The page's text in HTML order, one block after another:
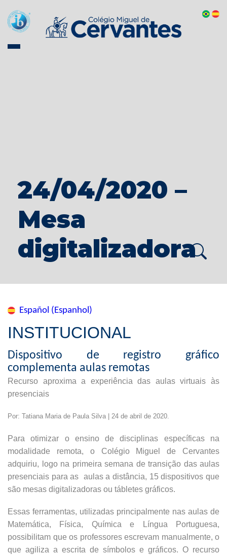
24/04/2020 –
Mesa
digitalizadora
Español (Espanhol)
INSTITUCIONAL
Dispositivo de registro gráfico
complementa aulas remotas
Recurso aproxima a experiência das aulas virtuais às
presenciais
Por: Tatiana Maria de Paula Silva | 24 de abril de 2020.
Para otimizar o ensino de disciplinas específicas na
modalidade remota, o Colégio Miguel de Cervantes
adquiriu, logo na primeira semana de transição das aulas
presenciais para as aulas a distância, 15 dispositivos que
são mesas digitalizadoras ou tábletes gráficos.
Essas ferramentas, utilizadas principalmente nas aulas de
Matemática, Física, Química e Língua Portuguesa,
possibilitam que os professores escrevam manualmente, o
que agiliza a escrita de símbolos e gráficos. O recurso